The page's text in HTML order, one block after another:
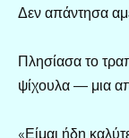
Δεν απάντησα
Πλησίασα το
ψίχουλα — μια
«Είμαι ήδη